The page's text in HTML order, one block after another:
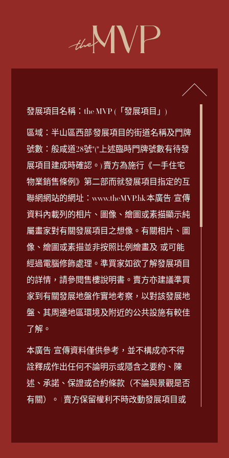
發展項目名稱：the MVP (「發展項目」)
區域：半山區西部|發展項目的街道名稱及門牌
號數：般咸道28號*(*上述臨時門牌號數有待發
展項目建成時確認。)|賣方為施行《一手住宅
物業銷售條例》第二部而就發展項目指定的互
聯網網站的網址：www.theMVP.hk|本廣告/宣傳
資料內載列的相片、圖像、繪圖或素描顯示純
屬畫家對有關發展項目之想像。有關相片、圖
像、繪圖或素描並非按照比例繪畫及/或可能
經過電腦修飾處理。準買家如欲了解發展項目
的詳情，請參閱售樓說明書。賣方亦建議準買
家到有關發展地盤作實地考察，以對該發展地
盤、其周邊地區環境及附近的公共設施有較佳
了解。
本廣告/宣傳資料僅供參考，並不構成亦不得
詮釋成作出任何不論明示或隱含之要約、陳
述、承諾、保證或合約條款（不論與景觀是否
有關）。 | 賣方保留權利不時改動發展項目或
2026-08-03 售樓說明書 Download
2025-09-19 價單 1B Download
價單 1A
2025-09-18 價單 1 Download
2025-10-31 銷售安排第8A號 Download
銷售安排第1B號
2025-09-26 銷售安排第8號 Download
2025-09-23 銷售安排第7A號 Download
2025-09-21 銷售安排第6A號 Download
2025-09-21 銷售安排第5A號 Download
2025-09-21 銷售安排第4A號 Download
2025-09-21 銷售安排第2A號 Download
2025-09-21 銷售安排第1A號 Download
Coming Soon
2025-12-08 成交紀錄冊 Download
2025-09-05 公契 Download
2025-09-05
發展項目賣方與公
契管理人之間的關
係
Download
2025-09-05 鳥瞰照片 Download
© 2026 英皇國際集團有限公司版權所有
供買方參考資料及免責聲明